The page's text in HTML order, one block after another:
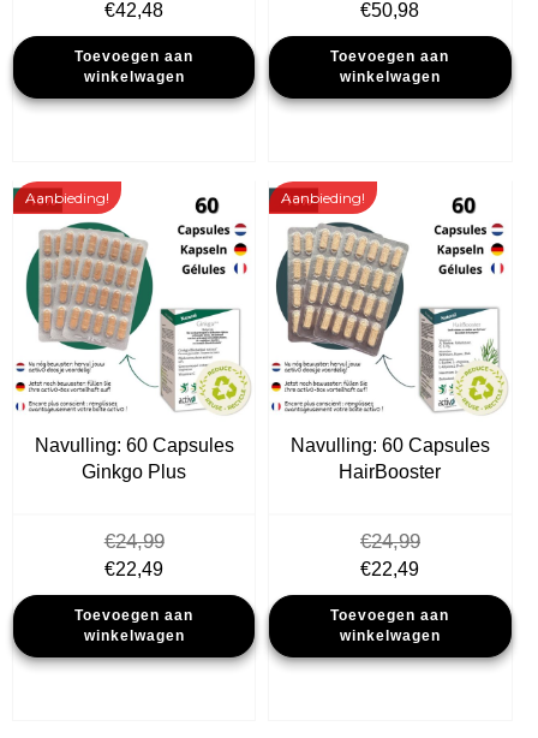
Oorspronkelijke
prijs
was:
€49,98.
€42,48Huidige
prijs
is:
€42,48.
Toevoegen aan
winkelwagen
Oorspronkelijke
prijs
was:
€59,98.
€50,98Huidige
prijs
is:
€50,98.
Toevoegen aan
winkelwagen
Navulling: 60 Capsules
Ginkgo Plus
€24,99
Oorspronkelijke
prijs
was:
€24,99.
€22,49Huidige
prijs
is:
€22,49.
Toevoegen aan
winkelwagen
Aanbieding!
Navulling: 60 Capsules
HairBooster
€24,99
Oorspronkelijke
prijs
was:
€24,99.
€22,49Huidige
prijs
is:
€22,49.
Toevoegen aan
winkelwagen
Aanbieding!